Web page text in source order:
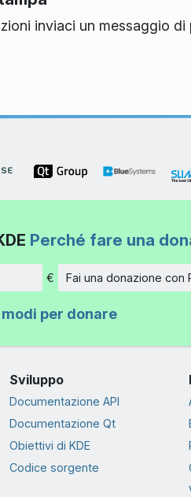
inviaci un messaggio di
Perché fare una
Importo
€ Fai una donazione con
per donare
Sviluppo
Documentazione API
Documentazione Qt
Obiettivi di KDE
Codice sorgente